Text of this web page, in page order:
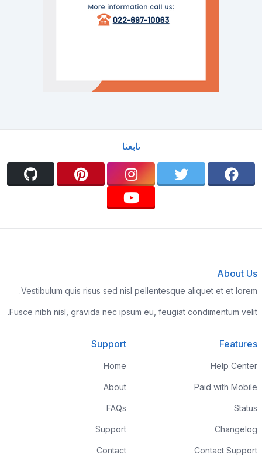
تابعنا
About Us
Vestibulum quis risus sed nisl pellentesque aliquet et et lorem.
Fusce nibh nisl, gravida nec ipsum eu, feugiat condimentum velit.
Features
Help Center
Paid with Mobile
Status
Changelog
Contact Support
Support
Home
About
FAQs
Support
Contact